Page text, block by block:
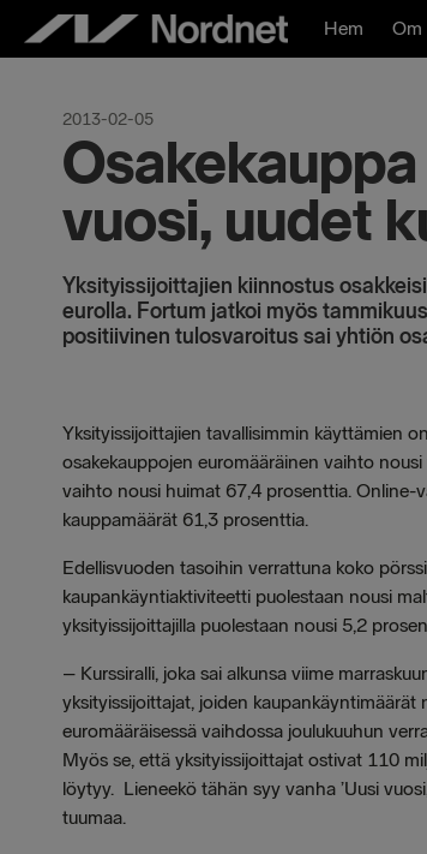
Hoppa
Hem Om
2013-02-05
vuosi, uudet
Yksityissijoittajien kiinnostus
eurolla. Fortum jatkoi myös
positiivinen tulosvaroitus sai yhtiön
Yksityissijoittajien tavallisimmin käyttämien
osakekauppojen euromääräinen vaihto
vaihto nousi huimat 67,4 prosenttia. Online-
kauppamäärät 61,3 prosenttia.
Edellisvuoden tasoihin verrattuna koko
kaupankäyntiaktiviteetti puolestaan nousi
yksityissijoittajilla puolestaan nousi 5,2
– Kurssiralli, joka sai alkunsa viime
yksityissijoittajat, joiden
euromääräisessä vaihdossa joulukuuhun
Myös se, että yksityissijoittajat ostivat 110
löytyy. Lieneekö tähän syy vanha ’Uusi
tuumaa.